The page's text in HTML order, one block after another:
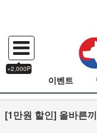
+2,000P
이벤트
[1만원 할인] 올바른